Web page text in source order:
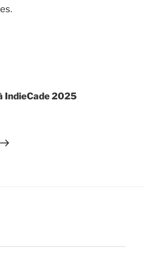
.
IndieCade 2025